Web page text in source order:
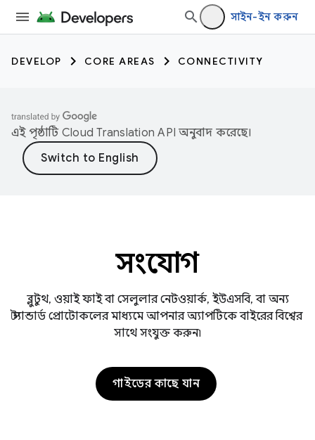
সাইন-ইন করুন
DEVELOP CORE AREAS CONNECTIVITY
এই পৃষ্ঠাটি Cloud Translation API অনুবাদ করেছে।
সংযোগ
ব্লুটুথ, ওয়াই ফাই বা সেলুলার নেটওয়ার্ক, ইউএসবি, বা অন্য
স্ট্যান্ডার্ড প্রোটোকলের মাধ্যমে আপনার অ্যাপটিকে বাইরের বিশ্বের
সাথে সংযুক্ত করুন৷
গাইডের কাছে যান